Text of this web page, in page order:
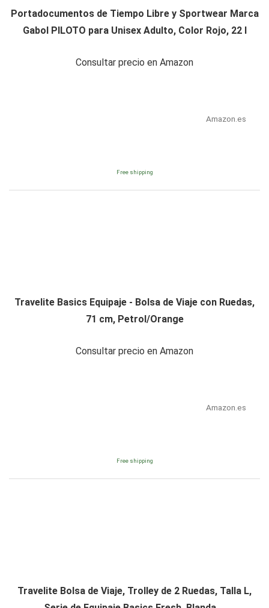
Portadocumentos de Tiempo Libre y Sportwear Marca
Gabol PILOTO para Unisex Adulto, Color Rojo, 22 l
Consultar precio en Amazon
Amazon.es
Free shipping
Travelite Basics Equipaje - Bolsa de Viaje con Ruedas,
71 cm, Petrol/Orange
Consultar precio en Amazon
Amazon.es
Free shipping
Travelite Bolsa de Viaje, Trolley de 2 Ruedas, Talla L,